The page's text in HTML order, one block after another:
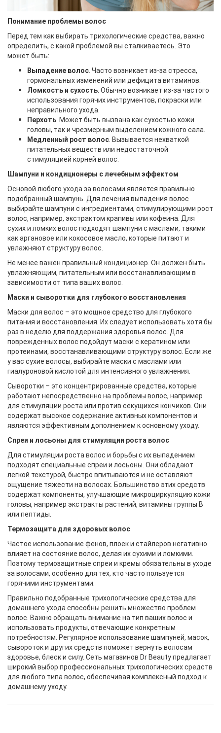
Понимание проблемы волос
Перед тем как выбирать трихологические средства, важно
определить, с какой проблемой вы сталкиваетесь. Это
может быть:
Выпадение волос . Часто возникает из-за стресса,
гормональных изменений или дефицита витаминов.
Ломкость и сухость . Обычно возникает из-за частого
использования горячих инструментов, покраски или
неправильного ухода.
Перхоть . Может быть вызвана как сухостью кожи
головы, так и чрезмерным выделением кожного сала.
Медленный рост волос . Вызывается нехваткой
питательных веществ или недостаточной
стимуляцией корней волос.
Шампуни и кондиционеры с лечебным эффектом
Основой любого ухода за волосами является правильно
подобранный шампунь. Для лечения выпадения волос
выбирайте шампуни с ингредиентами, стимулирующими рост
волос, например, экстрактом крапивы или кофеина. Для
сухих и ломких волос подходят шампуни с маслами, такими
как аргановое или кокосовое масло, которые питают и
увлажняют структуру волос.
Не менее важен правильный кондиционер. Он должен быть
увлажняющим, питательным или восстанавливающим в
зависимости от типа ваших волос.
Маски и сыворотки для глубокого восстановления
Маски для волос – это мощное средство для глубокого
питания и восстановления. Их следует использовать хотя бы
раз в неделю для поддержания здоровья волос. Для
поврежденных волос подойдут маски с кератином или
протеинами, восстанавливающими структуру волос. Если же
у вас сухие волосы, выбирайте маски с маслами или
гиалуроновой кислотой для интенсивного увлажнения.
Сыворотки – это концентрированные средства, которые
работают непосредственно на проблемы волос, например
для стимуляции роста или против секущихся кончиков. Они
содержат высокое содержание активных компонентов и
являются эффективным дополнением к основному уходу.
Спреи и лосьоны для стимуляции роста волос
Для стимуляции роста волос и борьбы с их выпадением
подходят специальные спреи и лосьоны. Они обладают
легкой текстурой, быстро впитываются и не оставляют
ощущение тяжести на волосах. Большинство этих средств
содержат компоненты, улучшающие микроциркуляцию кожи
головы, например экстракты растений, витамины группы В
или пептиды.
Термозащита для здоровых волос
Частое использование фенов, плоек и стайлеров негативно
влияет на состояние волос, делая их сухими и ломкими.
Поэтому термозащитные спреи и кремы обязательны в уходе
за волосами, особенно для тех, кто часто пользуется
горячими инструментами.
Правильно подобранные трихологические средства для
домашнего ухода способны решить множество проблем
волос. Важно обращать внимание на тип ваших волос и
использовать продукты, отвечающие конкретным
потребностям. Регулярное использование шампуней, масок,
сывороток и других средств поможет вернуть волосам
здоровье, блеск и силу. Сеть магазинов Dr Beauty предлагает
широкий выбор профессиональных трихологических средств
для любого типа волос, обеспечивая комплексный подход к
домашнему уходу.